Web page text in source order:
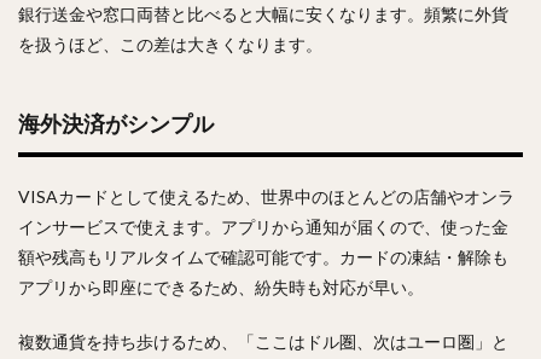
銀行送金や窓口両替と比べると大幅に安くなります。頻繁に外貨
を扱うほど、この差は大きくなります。
海外決済がシンプル
VISAカードとして使えるため、世界中のほとんどの店舗やオンラ
インサービスで使えます。アプリから通知が届くので、使った金
額や残高もリアルタイムで確認可能です。カードの凍結・解除も
アプリから即座にできるため、紛失時も対応が早い。
複数通貨を持ち歩けるため、「ここはドル圏、次はユーロ圏」と